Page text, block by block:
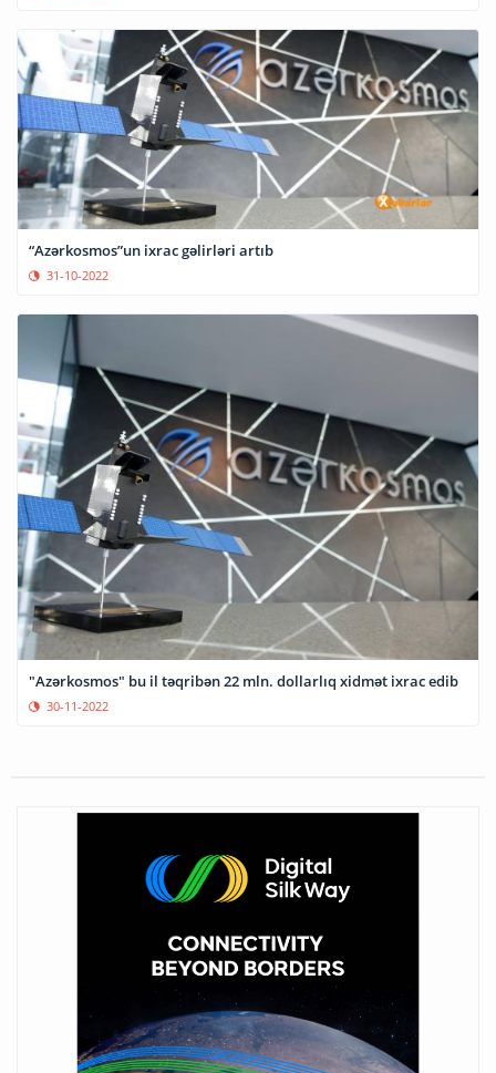
“Azərkosmos”un ixrac gəlirləri artıb
31-10-2022
"Azərkosmos" bu il təqribən 22 mln. dollarlıq xidmət ixrac edib
30-11-2022